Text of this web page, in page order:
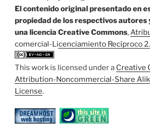
El contenido original presentado en
propiedad de los respectivos autores
una licencia Creative Commons,
comercial-Licenciamiento Recíproco
This work is licensed under a Creative
Attribution-Noncommercial-Share
License.